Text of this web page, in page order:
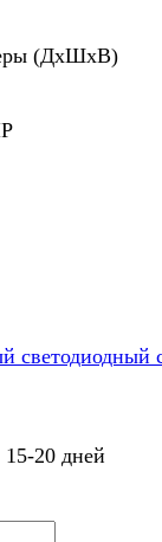
(ДхШхВ)
светодиодный
20 дней